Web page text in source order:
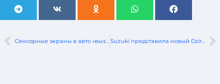
Suzuki представила новый Dzire, получивший свою первую 5-звездочную оценку в краш-тесте